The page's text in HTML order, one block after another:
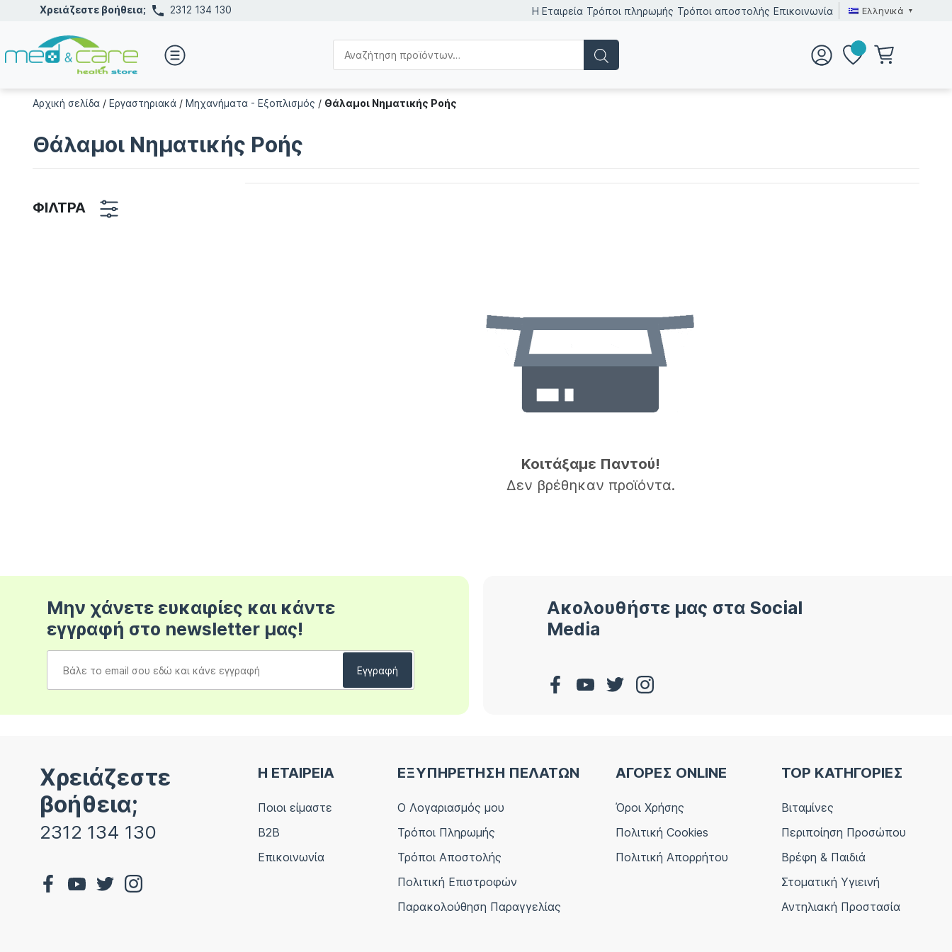
Χρειάζεστε βοήθεια; 2312 134 130 Η Εταιρεία Τρόποι πληρωμής Τρόποι αποστολής Επικοινωνία Ελληνικά
Αρχική σελίδα/ Εργαστηριακά/ Μηχανήματα - Εξοπλισμός / Θάλαμοι Νηματικής Ροής
Θάλαμοι Νηματικής Ροής
ΦΙΛΤΡΑ
Κοιτάξαμε Παντού!
Δεν βρέθηκαν προϊόντα.
Μην χάνετε ευκαιρίες και κάντε
εγγραφή στο newsletter μας!
Ακολουθήστε μας στα Social
Media
Χρειάζεστε
βοήθεια;
2312 134 130
Η ΕΤΑΙΡΕΙΑ
Ποιοι είμαστε
B2B
Επικοινωνία
ΕΞΥΠΗΡΕΤΗΣΗ ΠΕΛΑΤΩΝ
Ο Λογαριασμός μου
Τρόποι Πληρωμής
Τρόποι Αποστολής
Πολιτική Επιστροφών
Παρακολούθηση Παραγγελίας
ΑΓΟΡΕΣ ONLINE
Όροι Χρήσης
Πολιτική Cookies
Πολιτική Απορρήτου
TOP ΚΑΤΗΓΟΡΙΕΣ
Βιταμίνες
Περιποίηση Προσώπου
Βρέφη & Παιδιά
Στοματική Υγιεινή
Αντηλιακή Προστασία